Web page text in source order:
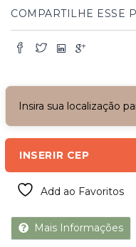
e
Grade
quantidade
COMPARTILHE ESSE
Insira sua localização
INSERIR CEP
Add ao Favoritos
Mais Informações